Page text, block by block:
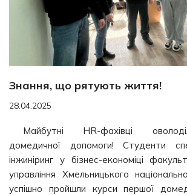
Знання, що рятують життя!
28.04.2025
Майбутні HR-фахівці
домедичної допомоги! Студенти
інжиніринг у бізнес-економіці
управління Хмельницького
успішно пройшли курси першої